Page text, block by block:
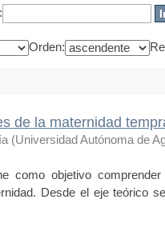
Orden:
de la maternidad
(Universidad Autónoma de
como objetivo
Desde el eje teórico